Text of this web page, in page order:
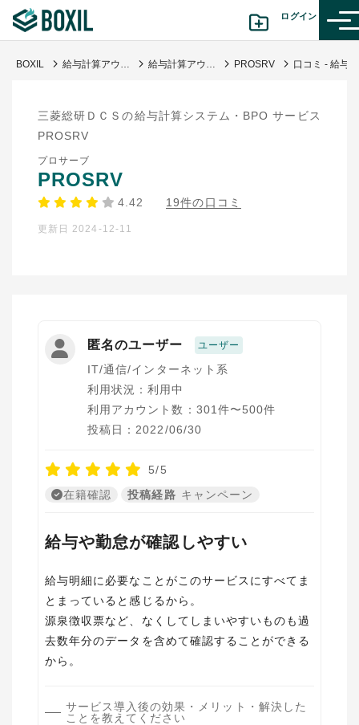
ログイン
診断から探す(β版)
記事から探す
BOXIL 給与計算アウトソーシング比較35選！選び方やメリット・デメリット 給与計算アウトソーシング PROSRV
三菱総研ＤＣＳの給与計算システム・BPO サービス
PROSRV
プロサーブ
PROSRV
4.42 19件の口コミ
更新日 2024-12-11
匿名のユーザー ユーザー
IT/通信/インターネット系
利用状況：利用中
利用アカウント数：301件〜500件
投稿日：2022/06/30
5/5
在籍確認
投稿経路 キャンペーン
給与や勤怠が確認しやすい
給与明細に必要なことがこのサービスにすべてま
とまっていると感じるから。
源泉徴収票など、なくしてしまいやすいものも過
去数年分のデータを含めて確認することができる
から。
サービス導入後の効果・メリット・解決した
ことを教えてください